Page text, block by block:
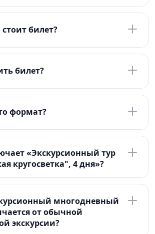
билет?
билет?
формат?
«Экскурсионный тур
кругосветка", 4 дня»?
многодневный
от обычной
экскурсии?